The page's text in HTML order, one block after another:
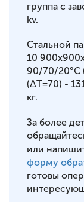
группа с
kv.
Стальной
10
90/70/20°С
(ΔT=70) -
кг.
За более
или
форму
готовы